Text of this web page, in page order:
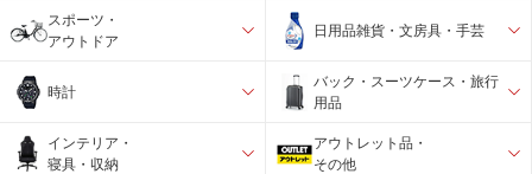
スポーツ・
アウトドア
日用品雑貨・文房具・手芸
時計
バック・スーツケース・旅行
用品
インテリア・
寝具・収納
アウトレット品・
その他